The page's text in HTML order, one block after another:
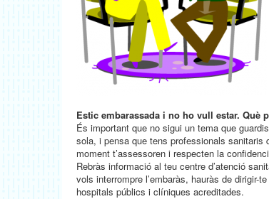
Estic embarassada i no ho vull estar. Què
És important que no sigui un tema que
sola, i pensa que tens professionals sanitaris
moment t’assessoren i respecten la
Rebràs informació al teu centre d’atenció
vols interrompre l’embaràs, hauràs de dirigir-
hospitals públics i clíniques acreditades.